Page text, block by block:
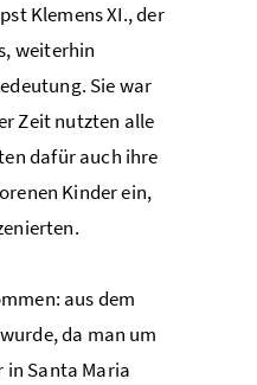
Klemens XI., der
weiterhin
Sie war
Zeit nutzten alle
dafür auch ihre
Kinder ein,
aus dem
da man um
in Santa Maria